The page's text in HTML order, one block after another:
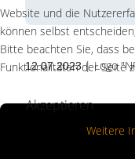
12.07.2023| Logo
Website und die
können selbst
Bitte beachten Sie, dass
Funktionalitäten der Seite
Akzeptieren
Weitere